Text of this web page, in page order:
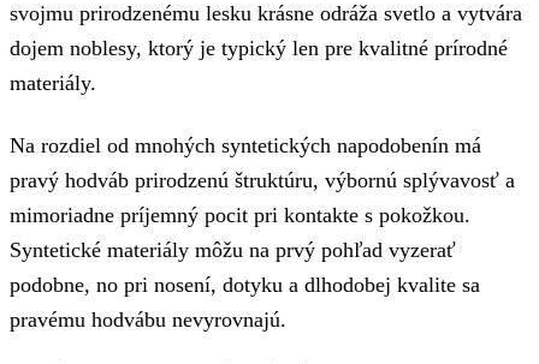
svojmu prirodzenému lesku krásne odráža svetlo a vytvára
dojem noblesy, ktorý je typický len pre kvalitné prírodné
materiály.
Na rozdiel od mnohých syntetických napodobenín má
pravý hodváb prirodzenú štruktúru, výbornú splývavosť a
mimoriadne príjemný pocit pri kontakte s pokožkou.
Syntetické materiály môžu na prvý pohľad vyzerať
podobne, no pri nosení, dotyku a dlhodobej kvalite sa
pravému hodvábu nevyrovnajú.